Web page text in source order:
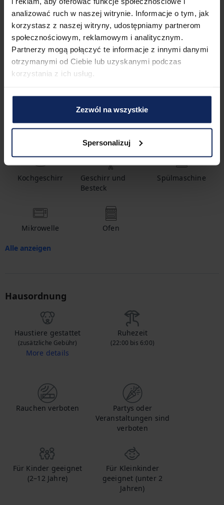
analizować ruch w naszej witrynie. Informacje o tym, jak
korzystasz z naszej witryny, udostępniamy partnerom
społecznościowym, reklamowym i analitycznym.
Partnerzy mogą połączyć te informacje z innymi danymi
otrzymanymi od Ciebie lub uzyskanymi podczas
korzystania z ich usług.
Zezwól na wszystkie
Spersonalizuj
Merkmale der Immobilie
1 Badezimmer
Ausstattung
Babybett
Kochgeschirr
Geschirr und
Besteck
Spülmaschine
Mikrowelle Ofen
Alle anzeigen
Hausordnung
Haustiere gestattet
(zusätzliche Gebühr)
More details
Ruhezeit
(22:00 bis 6:00)
Rauchen verboten
Partys oder
Veranstaltungen sind
verboten
Für Kinder geeignet
(2–12 Jahre)
Für Kleinkinder
geeignet (unter 2
Jahren)